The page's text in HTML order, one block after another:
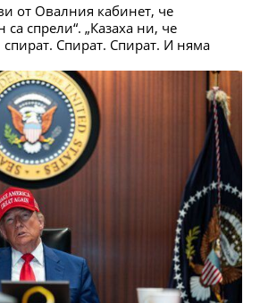
от Овалния кабинет, че
„Казаха ни, че
Спират. Спират. И няма